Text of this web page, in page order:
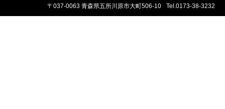
〒037-0063 青森県五所川原市大町506-10
Tel.0173-38-3232